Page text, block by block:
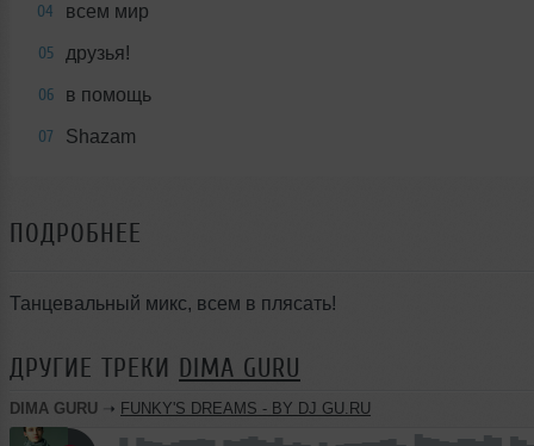
04 всем мир
05 друзья!
06 в помощь
07 Shazam
ПОДРОБНЕЕ
Танцевальный микс, всем в плясать!
ДРУГИЕ ТРЕКИ DIMA GURU
DIMA GURU ➝ FUNKY'S DREAMS - BY DJ GU.RU